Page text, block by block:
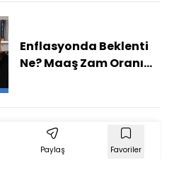
Enflasyonda Beklenti
Ne? Maaş Zam Oranı
Paylaş Favoriler